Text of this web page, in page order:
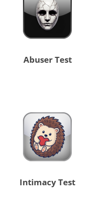
Abuser Test
Intimacy Test